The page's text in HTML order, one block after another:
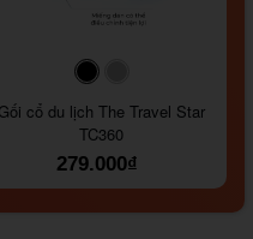
#000000
Gối cổ du lịch The Travel Star
TC360
279.000₫